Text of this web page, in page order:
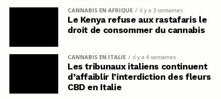
CANNABIS EN AFRIQUE il y a 3 semaines
Le Kenya refuse aux rastafaris le
droit de consommer du cannabis
CANNABIS EN ITALIE il y a 4 semaines
Les tribunaux italiens continuent
d’affaiblir l’interdiction des fleurs
CBD en Italie